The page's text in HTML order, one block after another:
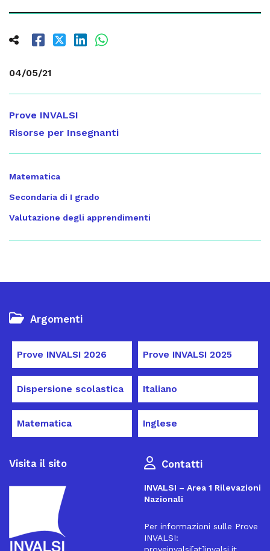
04/05/21
Prove INVALSI
Risorse per Insegnanti
Matematica
Secondaria di I grado
Valutazione degli apprendimenti
Argomenti
Prove INVALSI 2026 Prove INVALSI 2025
Dispersione scolastica Italiano
Matematica Inglese
Visita il sito Contatti
INVALSI – Area 1 Rilevazioni
Nazionali
Per informazioni sulle Prove
INVALSI: